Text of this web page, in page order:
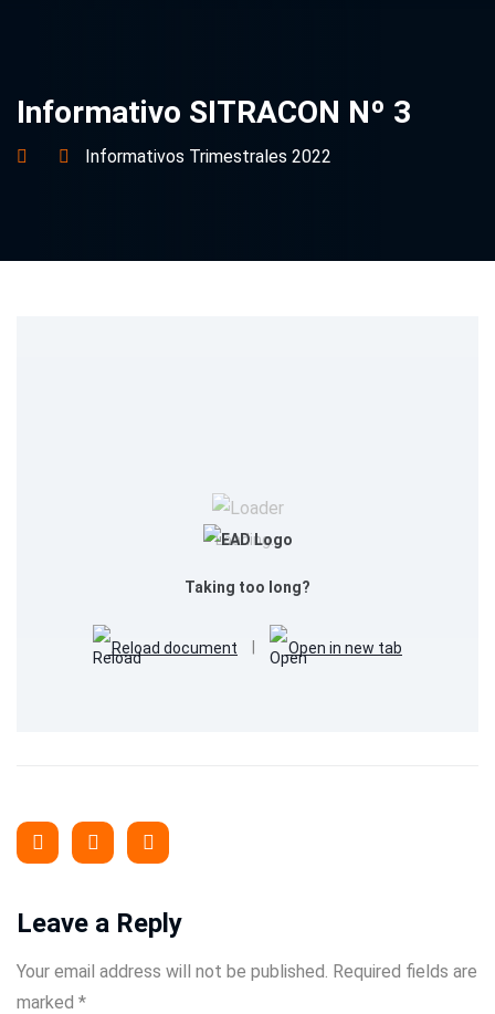
Informativo SITRACON Nº 3
Informativos Trimestrales 2022
Loading...
Taking too long?
Reload document Open in new tab
Leave a Reply
Your email address will not be published. Required fields are
marked *